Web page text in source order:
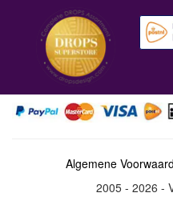
Algemene
2005 - 2026 -